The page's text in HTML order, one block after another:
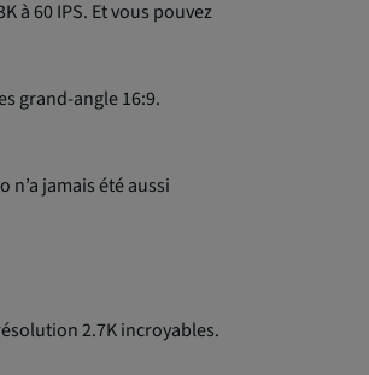
à 60 IPS. Et vous pouvez
grand-angle 16:9.
jamais été aussi
2.7K incroyables.